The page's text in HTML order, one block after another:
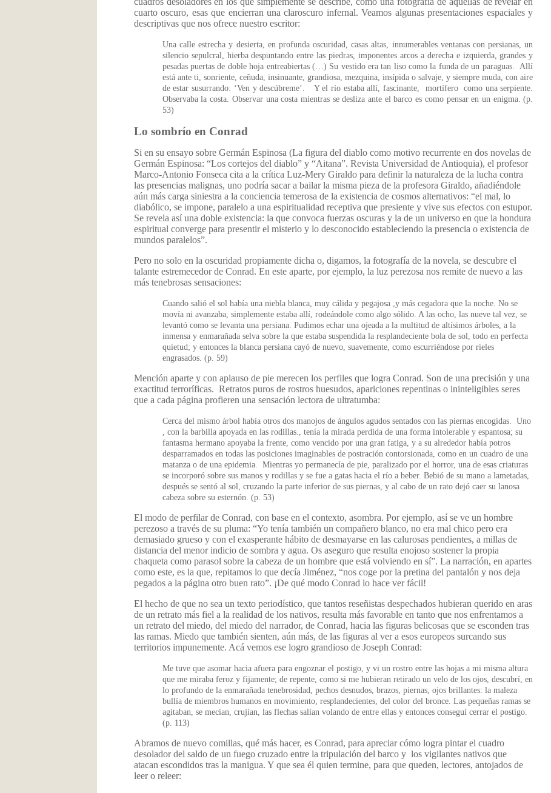
cuarto oscuro, esas que encierran una claroscuro infernal. Veamos algunas presentaciones espaciales y
descriptivas que nos ofrece nuestro escritor:
Una calle estrecha y desierta, en profunda oscuridad, casas altas, innumerables ventanas con persianas, un
silencio sepulcral, hierba despuntando entre las piedras, imponentes arcos a derecha e izquierda, grandes y
pesadas puertas de doble hoja entreabiertas (…) Su vestido era tan liso como la funda de un paraguas. Allí
está ante ti, sonriente, ceñuda, insinuante, grandiosa, mezquina, insípida o salvaje, y siempre muda, con aire
de estar susurrando: ‘Ven y descúbreme’. Y el río estaba allí, fascinante, mortífero como una serpiente.
Observaba la costa. Observar una costa mientras se desliza ante el barco es como pensar en un enigma. (p.
53)
Lo sombrío en Conrad
Si en su ensayo sobre Germán Espinosa (La figura del diablo como motivo recurrente en dos novelas de
Germán Espinosa: “Los cortejos del diablo” y “Aitana”. Revista Universidad de Antioquia), el profesor
Marco-Antonio Fonseca cita a la crítica Luz-Mery Giraldo para definir la naturaleza de la lucha contra
las presencias malignas, uno podría sacar a bailar la misma pieza de la profesora Giraldo, añadiéndole
aún más carga siniestra a la conciencia temerosa de la existencia de cosmos alternativos: “el mal, lo
diabólico, se impone, paralelo a una espiritualidad receptiva que presiente y vive sus efectos con estupor.
Se revela así una doble existencia: la que convoca fuerzas oscuras y la de un universo en que la hondura
espiritual converge para presentir el misterio y lo desconocido estableciendo la presencia o existencia de
mundos paralelos”.
Pero no solo en la oscuridad propiamente dicha o, digamos, la fotografía de la novela, se descubre el
talante estremecedor de Conrad. En este aparte, por ejemplo, la luz perezosa nos remite de nuevo a las
más tenebrosas sensaciones:
Cuando salió el sol había una niebla blanca, muy cálida y pegajosa ,y más cegadora que la noche. No se
movía ni avanzaba, simplemente estaba allí, rodeándole como algo sólido. A las ocho, las nueve tal vez, se
levantó como se levanta una persiana. Pudimos echar una ojeada a la multitud de altísimos árboles, a la
inmensa y enmarañada selva sobre la que estaba suspendida la resplandeciente bola de sol, todo en perfecta
quietud; y entonces la blanca persiana cayó de nuevo, suavemente, como escurriéndose por rieles
engrasados. (p. 59)
Mención aparte y con aplauso de pie merecen los perfiles que logra Conrad. Son de una precisión y una
exactitud terroríficas. Retratos puros de rostros huesudos, apariciones repentinas o ininteligibles seres
que a cada página profieren una sensación lectora de ultratumba:
Cerca del mismo árbol había otros dos manojos de ángulos agudos sentados con las piernas encogidas. Uno
, con la barbilla apoyada en las rodillas., tenía la mirada perdida de una forma intolerable y espantosa; su
fantasma hermano apoyaba la frente, como vencido por una gran fatiga, y a su alrededor había potros
desparramados en todas las posiciones imaginables de postración contorsionada, como en un cuadro de una
matanza o de una epidemia. Mientras yo permanecía de pie, paralizado por el horror, una de esas criaturas
se incorporó sobre sus manos y rodillas y se fue a gatas hacia el río a beber. Bebió de su mano a lametadas,
después se sentó al sol, cruzando la parte inferior de sus piernas, y al cabo de un rato dejó caer su lanosa
cabeza sobre su esternón. (p. 53)
El modo de perfilar de Conrad, con base en el contexto, asombra. Por ejemplo, así se ve un hombre
perezoso a través de su pluma: “Yo tenía también un compañero blanco, no era mal chico pero era
demasiado grueso y con el exasperante hábito de desmayarse en las calurosas pendientes, a millas de
distancia del menor indicio de sombra y agua. Os aseguro que resulta enojoso sostener la propia
chaqueta como parasol sobre la cabeza de un hombre que está volviendo en sí”. La narración, en apartes
como este, es la que, repitamos lo que decía Jiménez, “nos coge por la pretina del pantalón y nos deja
pegados a la página otro buen rato”. ¡De qué modo Conrad lo hace ver fácil!
El hecho de que no sea un texto periodístico, que tantos reseñistas despechados hubieran querido en aras
de un retrato más fiel a la realidad de los nativos, resulta más favorable en tanto que nos enfrentamos a
un retrato del miedo, del miedo del narrador, de Conrad, hacia las figuras belicosas que se esconden tras
las ramas. Miedo que también sienten, aún más, de las figuras al ver a esos europeos surcando sus
territorios impunemente. Acá vemos ese logro grandioso de Joseph Conrad:
Me tuve que asomar hacia afuera para engoznar el postigo, y vi un rostro entre las hojas a mi misma altura
que me miraba feroz y fijamente; de repente, como si me hubieran retirado un velo de los ojos, descubrí, en
lo profundo de la enmarañada tenebrosidad, pechos desnudos, brazos, piernas, ojos brillantes: la maleza
bullía de miembros humanos en movimiento, resplandecientes, del color del bronce. Las pequeñas ramas se
agitaban, se mecían, crujían, las flechas salían volando de entre ellas y entonces conseguí cerrar el postigo.
(p. 113)
Abramos de nuevo comillas, qué más hacer, es Conrad, para apreciar cómo logra pintar el cuadro
desolador del saldo de un fuego cruzado entre la tripulación del barco y los vigilantes nativos que
atacan escondidos tras la manigua. Y que sea él quien termine, para que queden, lectores, antojados de
leer o releer: